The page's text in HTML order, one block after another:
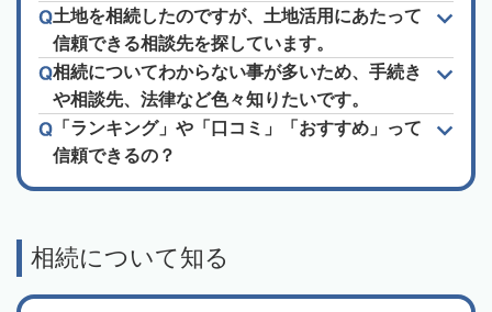
土地を相続したのですが、土地活用にあたって
信頼できる相談先を探しています。
相続についてわからない事が多いため、手続き
や相談先、法律など色々知りたいです。
「ランキング」や「口コミ」「おすすめ」って
信頼できるの？
相続について知る